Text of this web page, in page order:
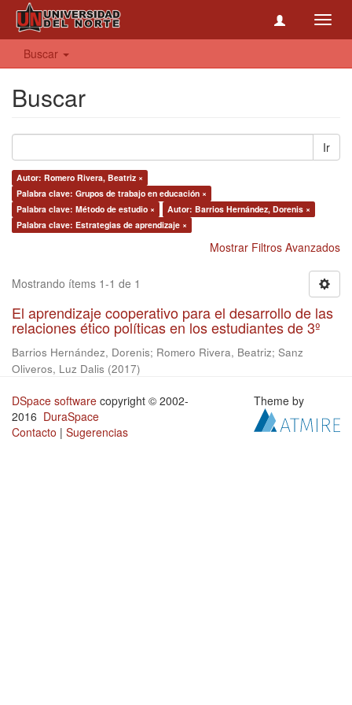
Buscar
Buscar
Ir
Autor: Romero Rivera, Beatriz ×
Palabra clave: Grupos de trabajo en educación ×
Palabra clave: Método de estudio ×
Autor: Barrios Hernández, Dorenis ×
Palabra clave: Estrategias de aprendizaje ×
Mostrar Filtros Avanzados
Mostrando ítems 1-1 de 1
El aprendizaje cooperativo para el desarrollo de las
relaciones ético políticas en los estudiantes de 3º
Barrios Hernández, Dorenis; Romero Rivera, Beatriz; Sanz
Oliveros, Luz Dalis (2017)
DSpace software copyright © 2002-
2016 DuraSpace
Contacto | Sugerencias
Theme by